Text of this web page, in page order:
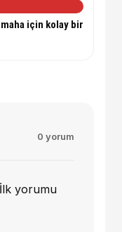
için kolay bir
0 yorum
yorumu